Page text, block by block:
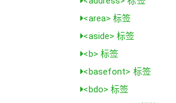
<area> 标签
<aside> 标签
<b> 标签
<basefont> 标签
<bdo> 标签